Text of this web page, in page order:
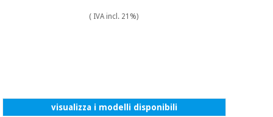
( IVA incl. 21%)
visualizza i modelli disponibili